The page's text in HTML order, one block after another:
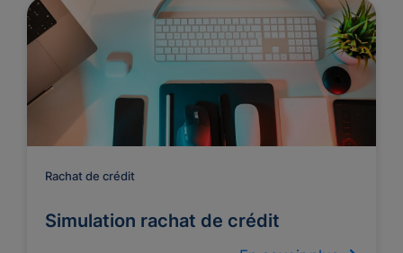
Rachat de crédit
Simulation rachat de crédit